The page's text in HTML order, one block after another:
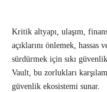
Kritik altyapı, ulaşım,
açıklarını önlemek,
sürdürmek için sıkı
Vault, bu zorlukları
güvenlik ekosistemi sunar.